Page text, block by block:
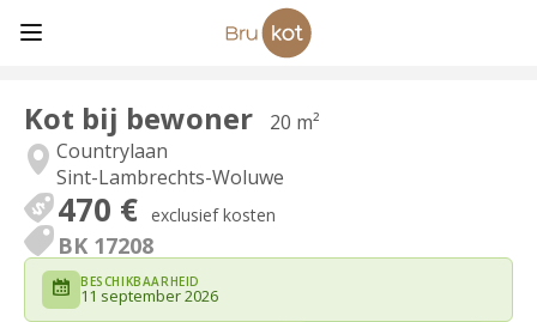
Kot bij bewoner
20 m²
Countrylaan
Sint-Lambrechts-Woluwe
470 € exclusief kosten
BK 17208
BESCHIKBAARHEID
11 september 2026